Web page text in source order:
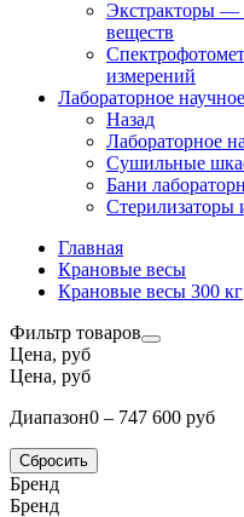
Экстракторы —
веществ
измерений
Лабораторное
Назад
Лабораторное
Сушильные
Бани
Стерилизаторы
Главная
Крановые весы
Крановые весы 300 кг
Фильтр товаров
Цена, руб
Цена, руб
Диапазон0 – 747 600 руб
Сбросить
Бренд
Бренд